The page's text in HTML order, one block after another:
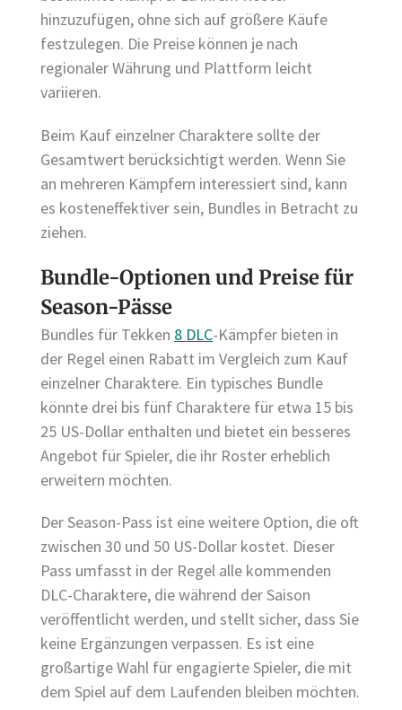
hinzuzufügen, ohne sich auf größere Käufe
festzulegen. Die Preise können je nach
regionaler Währung und Plattform leicht
variieren.
Beim Kauf einzelner Charaktere sollte der
Gesamtwert berücksichtigt werden. Wenn Sie
an mehreren Kämpfern interessiert sind, kann
es kosteneffektiver sein, Bundles in Betracht zu
ziehen.
Bundle-Optionen und Preise für
Season-Pässe
Bundles für Tekken 8 DLC-Kämpfer bieten in
der Regel einen Rabatt im Vergleich zum Kauf
einzelner Charaktere. Ein typisches Bundle
könnte drei bis fünf Charaktere für etwa 15 bis
25 US-Dollar enthalten und bietet ein besseres
Angebot für Spieler, die ihr Roster erheblich
erweitern möchten.
Der Season-Pass ist eine weitere Option, die oft
zwischen 30 und 50 US-Dollar kostet. Dieser
Pass umfasst in der Regel alle kommenden
DLC-Charaktere, die während der Saison
veröffentlicht werden, und stellt sicher, dass Sie
keine Ergänzungen verpassen. Es ist eine
großartige Wahl für engagierte Spieler, die mit
dem Spiel auf dem Laufenden bleiben möchten.